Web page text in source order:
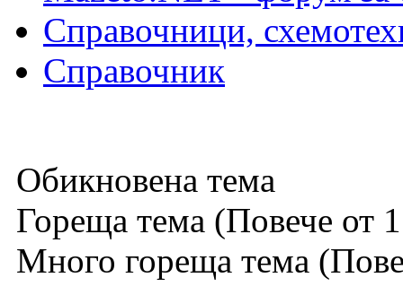
Справочници,
Справочник
Обикновена тема
Гореща тема (Повече от
Много гореща тема